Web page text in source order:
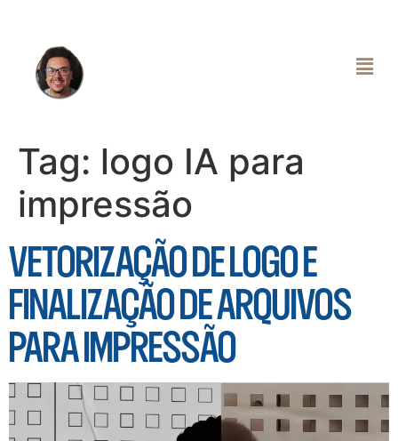
Tag: logo IA para
impressão
VETORIZAÇÃO DE LOGO E
FINALIZAÇÃO DE ARQUIVOS
PARA IMPRESSÃO